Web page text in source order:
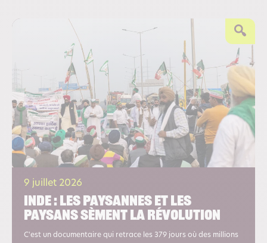
9 juillet 2026
Inde : les paysannes et les
paysans sèment la révolution
C'est un documentaire qui retrace les 379 jours où des millions